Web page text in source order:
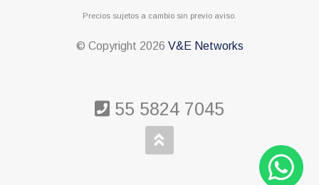
Precios sujetos a cambio sin previo aviso.
© Copyright 2026 V&E Networks
55 5824 7045